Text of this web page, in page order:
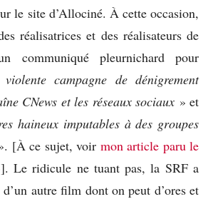
le site d’Allociné. À cette occasion,
réalisatrices et des réalisateurs de
communiqué pleurnichard pour
campagne de dénigrement
CNews et les réseaux sociaux » et
haineux imputables à des groupes
[À ce sujet, voir mon article paru le
]. Le ridicule ne tuant pas, la SRF a
autre film dont on peut d’ores et